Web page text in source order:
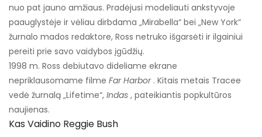
nuo pat jauno amžiaus. Pradėjusi modeliauti ankstyvoje
paauglystėje ir vėliau dirbdama „Mirabella“ bei „New York“
žurnalo mados redaktore, Ross netruko išgarsėti ir ilgainiui
pereiti prie savo vaidybos įgūdžių.
1998 m. Ross debiutavo dideliame ekrane
nepriklausomame filme Far Harbor. Kitais metais Tracee
vedė žurnalą „Lifetime“, Indas , pateikiantis popkultūros
naujienas.
Kas Vaidino Reggie Bush